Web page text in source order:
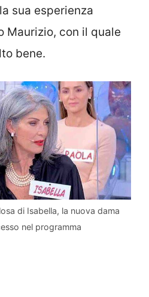
sua esperienza
Maurizio, con il quale
bene.
di Isabella, la nuova dama
nel programma